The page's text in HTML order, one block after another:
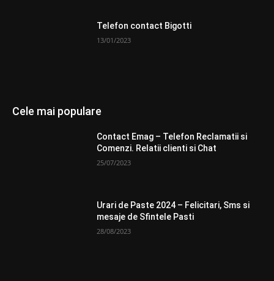
Telefon contact Bigotti
13/01/2023
Cele mai populare
Contact Emag – Telefon Reclamatii si
Comenzi. Relatii clienti si Chat
25/07/2023
Urari de Paste 2024 – Felicitari, Sms si
mesaje de Sfintele Pasti
28/08/2023